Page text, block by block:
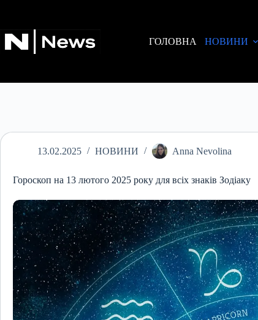
ГОЛОВНА
НОВИНИ
13.02.2025 НОВИНИ Anna Nevolina
Гороскоп на 13 лютого 2025 року для всіх знаків Зодіаку